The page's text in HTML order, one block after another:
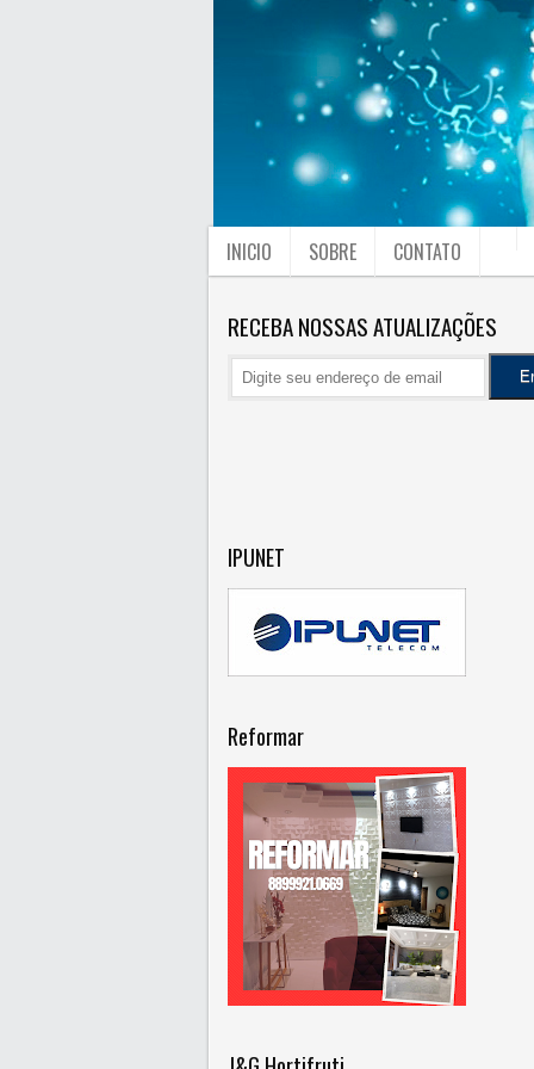
INICIO SOBRE CONTATO
RECEBA NOSSAS ATUALIZAÇÕES
IPUNET
Reformar